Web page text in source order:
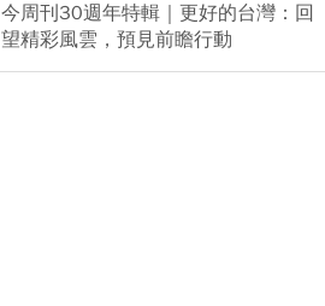
今周刊30週年特輯｜更好的台灣：回
望精彩風雲，預見前瞻行動